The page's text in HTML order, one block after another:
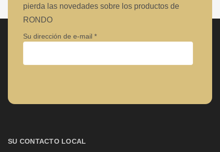
modules/custom/rondo_contact/src/ContactService.php
Deprecated
mb_substr():
pierda las novedades sobre los productos de
RONDO
Su dirección de e-mail
SU CONTACTO LOCAL